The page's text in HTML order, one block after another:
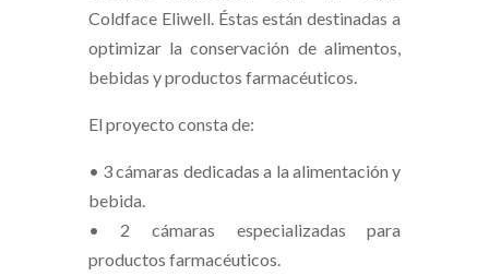
Coldface Eliwell. Éstas están destinadas a
optimizar la conservación de alimentos,
bebidas y productos farmacéuticos.
El proyecto consta de:
• 3 cámaras dedicadas a la alimentación y
bebida.
• 2 cámaras especializadas para
productos farmacéuticos.